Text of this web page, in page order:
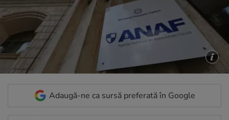
Adaugă-ne ca sursă preferată în Google